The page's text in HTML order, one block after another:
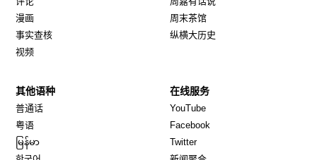
漫画
事实查核
视频
周末茶馆
纵横大历史
其他语种
普通话
粤语
မြန်မာ
在线服务
YouTube
Facebook
TwitterOpens in new window